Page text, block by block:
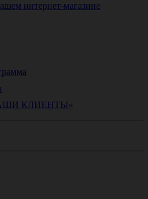
интернет-магазине
КЛИЕНТЫ»